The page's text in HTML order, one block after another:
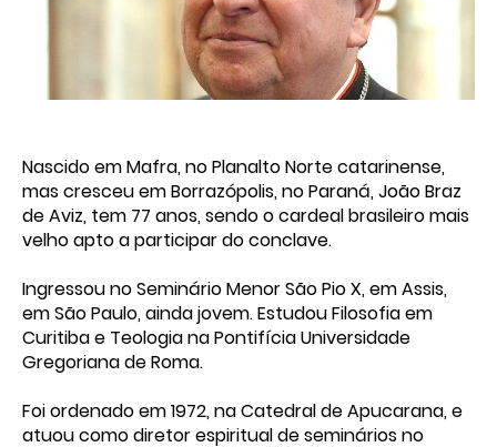
Nascido em Mafra, no Planalto Norte catarinense,
mas cresceu em Borrazópolis, no Paraná, João Braz
de Aviz, tem 77 anos, sendo o cardeal brasileiro mais
velho apto a participar do conclave.
Ingressou no Seminário Menor São Pio X, em Assis,
em São Paulo, ainda jovem. Estudou Filosofia em
Curitiba e Teologia na Pontifícia Universidade
Gregoriana de Roma.
Foi ordenado em 1972, na Catedral de Apucarana, e
atuou como diretor espiritual de seminários no